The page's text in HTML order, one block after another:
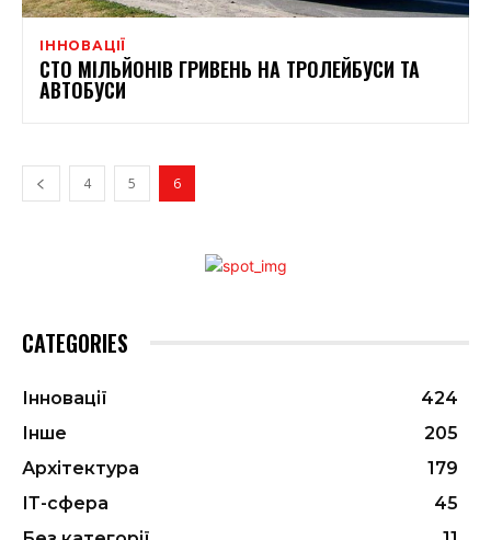
ІННОВАЦІЇ
СТО МІЛЬЙОНІВ ГРИВЕНЬ НА ТРОЛЕЙБУСИ ТА
АВТОБУСИ
4 5 6
CATEGORIES
Інновації
424
Інше
205
Архітектура
179
ІТ-сфера
45